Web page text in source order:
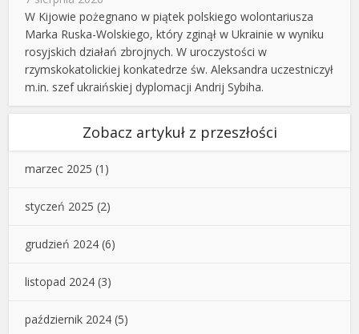
W Kijowie pożegnano w piątek polskiego wolontariusza
Marka Ruska-Wolskiego, który zginął w Ukrainie w wyniku
rosyjskich działań zbrojnych. W uroczystości w
rzymskokatolickiej konkatedrze św. Aleksandra uczestniczył
m.in. szef ukraińskiej dyplomacji Andrij Sybiha.
Zobacz artykuł z przeszłości
marzec 2025 (1)
styczeń 2025 (2)
grudzień 2024 (6)
listopad 2024 (3)
październik 2024 (5)